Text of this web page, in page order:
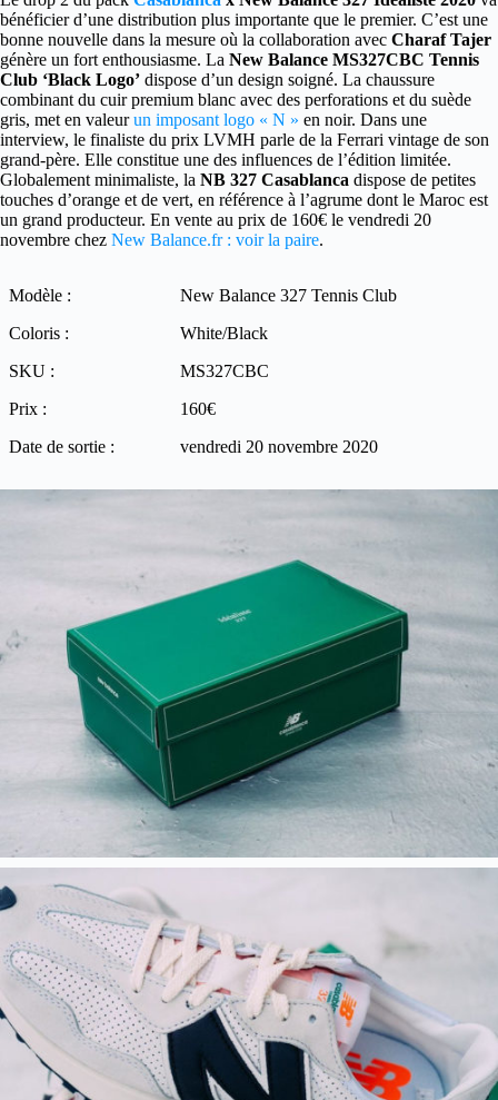
bénéficier d’une distribution plus importante que le premier. C’est une
bonne nouvelle dans la mesure où la collaboration avec Charaf Tajer
génère un fort enthousiasme. La New Balance MS327CBC Tennis
Club ‘Black Logo’ dispose d’un design soigné. La chaussure
combinant du cuir premium blanc avec des perforations et du suède
gris, met en valeurun imposant logo « N » en noir. Dans une
interview, le finaliste du prix LVMH parle de la Ferrari vintage de son
grand-père. Elle constitue une des influences de l’édition limitée.
Globalement minimaliste, la NB 327 Casablanca dispose de petites
touches d’orange et de vert, en référence à l’agrume dont le Maroc est
un grand producteur. En vente au prix de 160€ le vendredi 20
novembre chez New Balance.fr : voir la paire.
Modèle :
New Balance 327 Tennis Club
Coloris :
White/Black
SKU :
MS327CBC
Prix :
160€
Date de sortie :
vendredi 20 novembre 2020